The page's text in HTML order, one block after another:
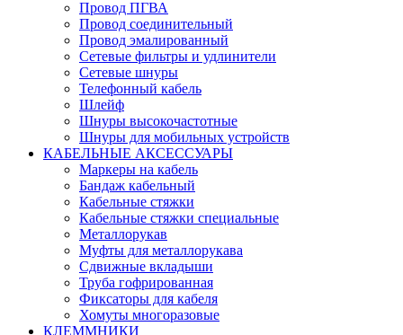
Провод ПГВА
Провод соединительный
Провод эмалированный
Сетевые фильтры и удлинители
Сетевые шнуры
Телефонный кабель
Шлейф
Шнуры высокочастотные
Шнуры для мобильных устройств
КАБЕЛЬНЫЕ АКСЕССУАРЫ
Маркеры на кабель
Бандаж кабельный
Кабельные стяжки
Кабельные стяжки специальные
Металлорукав
Муфты для металлорукава
Сдвижные вкладыши
Труба гофрированная
Фиксаторы для кабеля
Хомуты многоразовые
КЛЕММНИКИ